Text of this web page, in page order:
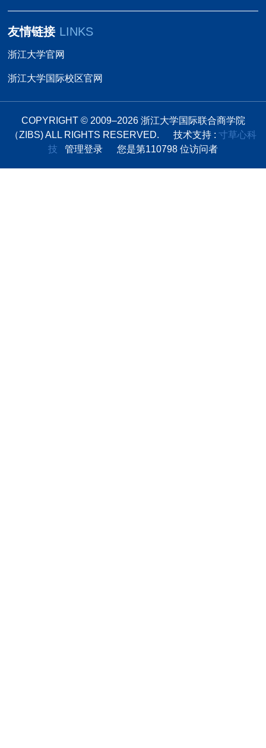
友情链接 LINKS
浙江大学官网
浙江大学国际校区官网
COPYRIGHT © 2009–2026浙江大学国际联合商学院
（ZIBS) ALL RIGHTS RESERVED.
技术支持 : 寸草心科
技
管理登录 您是第110798 位访问者